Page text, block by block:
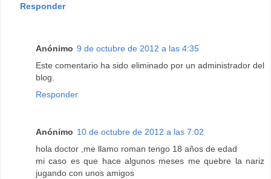
Responder
Anónimo 9 de octubre de 2012 a las 4:35
Este comentario ha sido eliminado por un administrador del
blog.
Responder
Anónimo 10 de octubre de 2012 a las 7:02
hola doctor ,me llamo roman tengo 18 años de edad
mi caso es que hace algunos meses me quebre la nariz
jugando con unos amigos